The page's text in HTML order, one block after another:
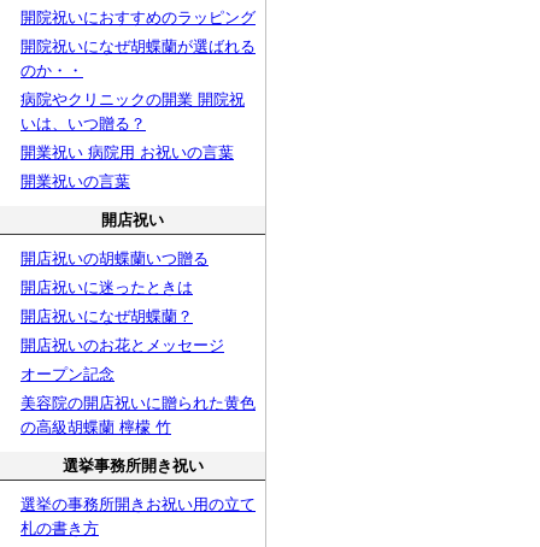
開院祝いにおすすめのラッピング
開院祝いになぜ胡蝶蘭が選ばれる
のか・・
病院やクリニックの開業 開院祝
いは、いつ贈る？
開業祝い 病院用 お祝いの言葉
開業祝いの言葉
開店祝い
開店祝いの胡蝶蘭いつ贈る
開店祝いに迷ったときは
開店祝いになぜ胡蝶蘭？
開店祝いのお花とメッセージ
オープン記念
美容院の開店祝いに贈られた黄色
の高級胡蝶蘭 檸檬 竹
選挙事務所開き祝い
選挙の事務所開きお祝い用の立て
札の書き方